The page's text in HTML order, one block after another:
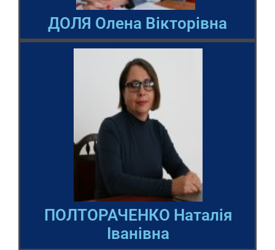
ДОЛЯ Олена Вікторівна
ПОЛТОРАЧЕНКО Наталія
Іванівна